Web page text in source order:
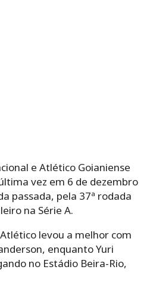
e Atlético Goianiense
vez em 6 de dezembro
passada, pela 37ª rodada
na Série A.
levou a melhor com
enquanto Yuri
no Estádio Beira-Rio,